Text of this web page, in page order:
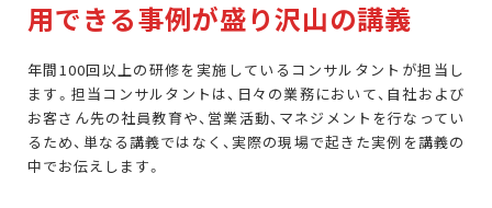
用できる事例が盛り沢山の講義
年間100回以上の研修を実施しているコンサルタントが担当し
ます。担当コンサルタントは、日々の業務において、自社および
お客さん先の社員教育や、営業活動、マネジメントを行なってい
るため、単なる講義ではなく、実際の現場で起きた実例を講義の
中でお伝えします。